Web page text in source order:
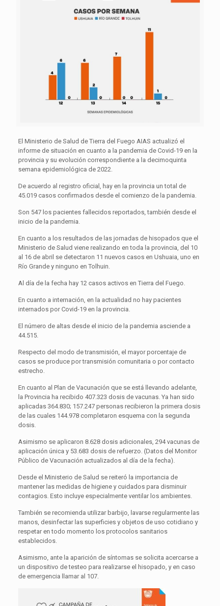
El Ministerio de Salud de Tierra del Fuego AIAS actualizó el
informe de situación en cuanto a la pandemia de Covid-19 en la
provincia y su evolución correspondiente a la decimoquinta
semana epidemiológica de 2022.
De acuerdo al registro oficial, hay en la provincia un total de
45.019 casos confirmados desde el comienzo de la pandemia.
Son 547 los pacientes fallecidos reportados, también desde el
inicio de la pandemia.
En cuanto a los resultados de las jornadas de hisopados que el
Ministerio de Salud viene realizando en toda la provincia, del 10
al 16 de abril se detectaron 11 nuevos casos en Ushuaia, uno en
Río Grande y ninguno en Tolhuin.
Al día de la fecha hay 12 casos activos en Tierra del Fuego.
En cuanto a internación, en la actualidad no hay pacientes
internados por Covid-19 en la provincia.
El número de altas desde el inicio de la pandemia asciende a
44.515.
Respecto del modo de transmisión, el mayor porcentaje de
casos se produce por transmisión comunitaria o por contacto
estrecho.
En cuanto al Plan de Vacunación que se está llevando adelante,
la Provincia ha recibido 407.323 dosis de vacunas. Ya han sido
aplicadas 364.830; 157.247 personas recibieron la primera dosis
de las cuales 144.978 completaron esquema con la segunda
dosis.
Asimismo se aplicaron 8.628 dosis adicionales, 294 vacunas de
aplicación única y 53.683 dosis de refuerzo. (Datos del Monitor
Público de Vacunación actualizados al día de la fecha).
Desde el Ministerio de Salud se reiteró la importancia de
mantener las medidas de higiene y cuidados para disminuir
contagios. Esto incluye especialmente ventilar los ambientes.
También se recomienda utilizar barbijo, lavarse regularmente las
manos, desinfectar las superficies y objetos de uso cotidiano y
respetar en todo momento los protocolos sanitarios
establecidos.
Asimismo, ante la aparición de síntomas se solicita acercarse a
un dispositivo de testeo para realizarse el hisopado, y en caso
de emergencia llamar al 107.